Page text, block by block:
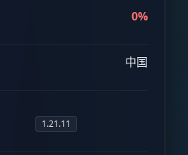
0%
中国
1.21.11